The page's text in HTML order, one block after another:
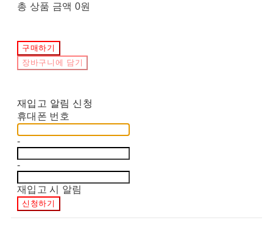
총 상품 금액 0원
구매하기
장바구니에 담기
재입고 알림 신청
휴대폰 번호
-
-
재입고 시 알림
신청하기